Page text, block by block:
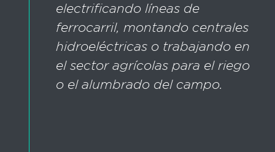
electrificando líneas de
ferrocarril, montando centrales
hidroeléctricas o trabajando en
el sector agrícolas para el riego
o el alumbrado del campo.